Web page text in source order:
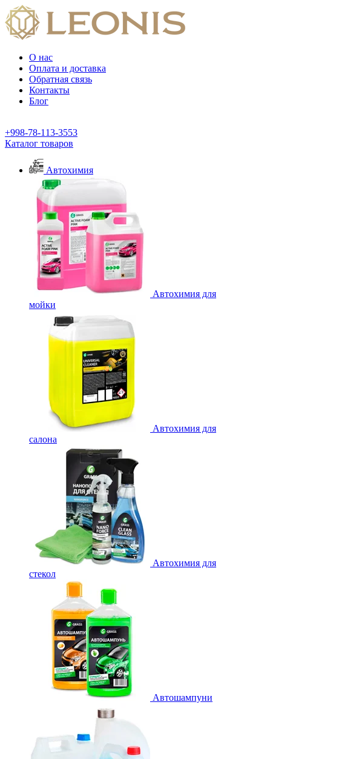
О нас
Оплата и доставка
Обратная связь
Контакты
Блог
+998-78-113-3553
Каталог товаров
Автохимия
Автохимия для
мойки
Автохимия для
салона
Автохимия для
стекол
Автошампуни